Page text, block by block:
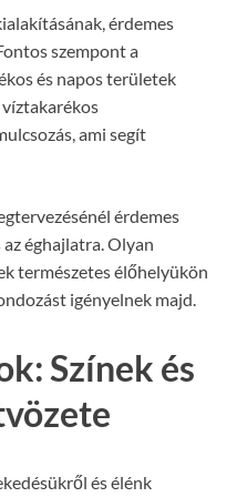
érdemes
szempont a
és napos területek
ami segít
érdemes
éghajlatra. Olyan
természetes élőhelyükön
igényelnek majd.
Színek és
és élénk